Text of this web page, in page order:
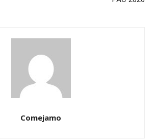
Comejamo